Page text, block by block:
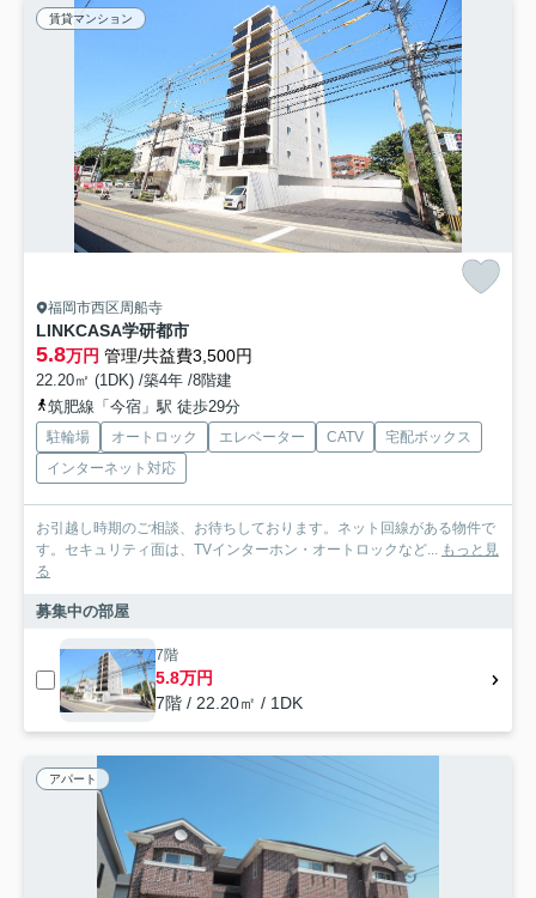
賃貸マンション
福岡市西区周船寺
LINKCASA学研都市
5.8万円 管理/共益費3,500円
22.20㎡ (1DK) /築4年 /8階建
筑肥線「今宿」駅 徒歩29分
駐輪場 オートロック エレベーター CATV
宅配ボックス
インターネット対応
お引越し時期のご相談、お待ちしております。ネット回線がある物件で
す。セキュリティ面は、TVインターホン・オートロックなど... もっと見
る
募集中の部屋
7階
5.8万円
7階 / 22.20㎡ / 1DK
アパート